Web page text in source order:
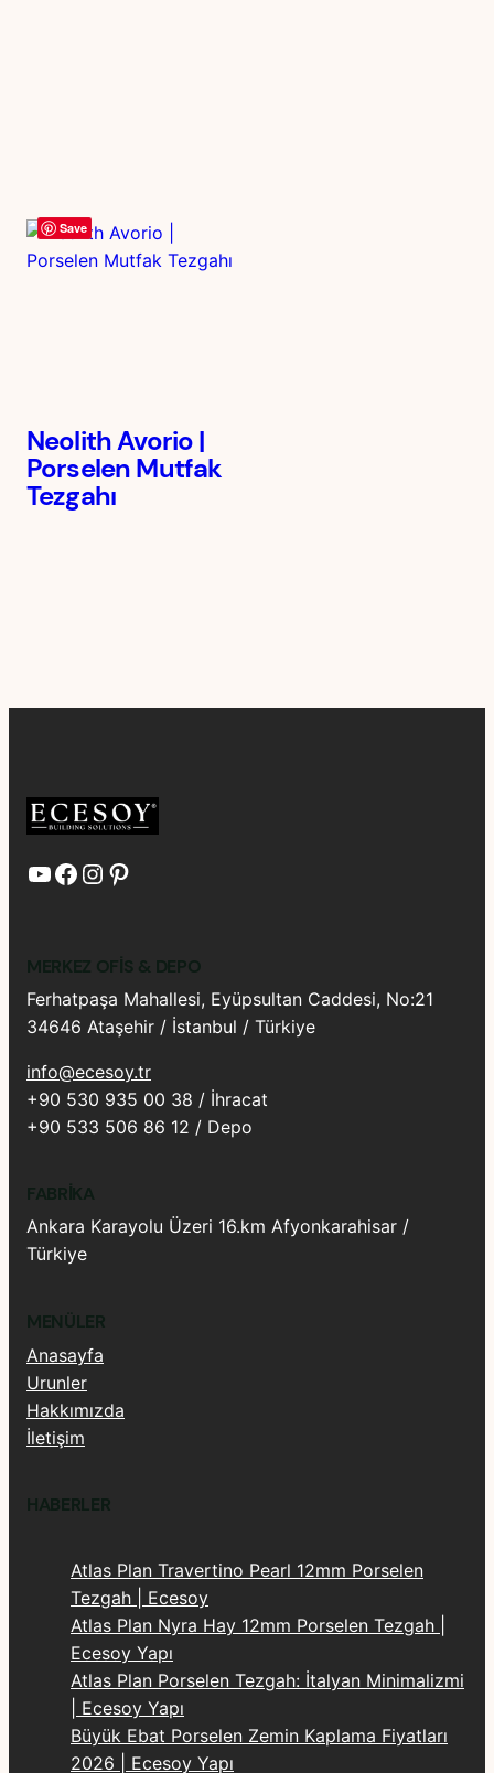
Save
Neolith Avorio |
Porselen Mutfak
Tezgahı
YouTube Facebook Instagram Pinterest
MERKEZ OFIS & DEPO
Ferhatpaşa Mahallesi, Eyüpsultan Caddesi, No:21
34646 Ataşehir / İstanbul / Türkiye
info@ecesoy.tr
+90 530 935 00 38 / İhracat
+90 533 506 86 12 / Depo
FABRIKA
Ankara Karayolu Üzeri 16.km Afyonkarahisar /
Türkiye
MENÜLER
Anasayfa
Urunler
Hakkımızda
İletişim
HABERLER
Atlas Plan Travertino Pearl 12mm Porselen
Tezgah | Ecesoy
Atlas Plan Nyra Hay 12mm Porselen Tezgah |
Ecesoy Yapı
Atlas Plan Porselen Tezgah: İtalyan Minimalizmi
| Ecesoy Yapı
Büyük Ebat Porselen Zemin Kaplama Fiyatları
2026 | Ecesoy Yapı